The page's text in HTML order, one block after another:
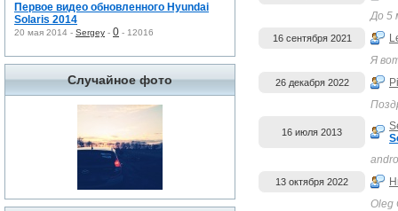
Первое видео обновленного Hyundai
Solaris 2014
20 мая 2014 - Sergey - 0 - 12016
Случайное фото
До 5
16 сентября 2021
Я
26 декабря 2022
16 июля 2013
13 октября 2022
Oleg